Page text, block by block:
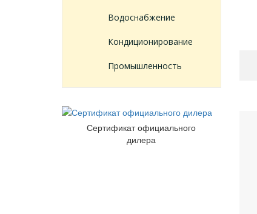
Водоснабжение
Кондиционирование
Промышленность
Сертификат официального
дилера